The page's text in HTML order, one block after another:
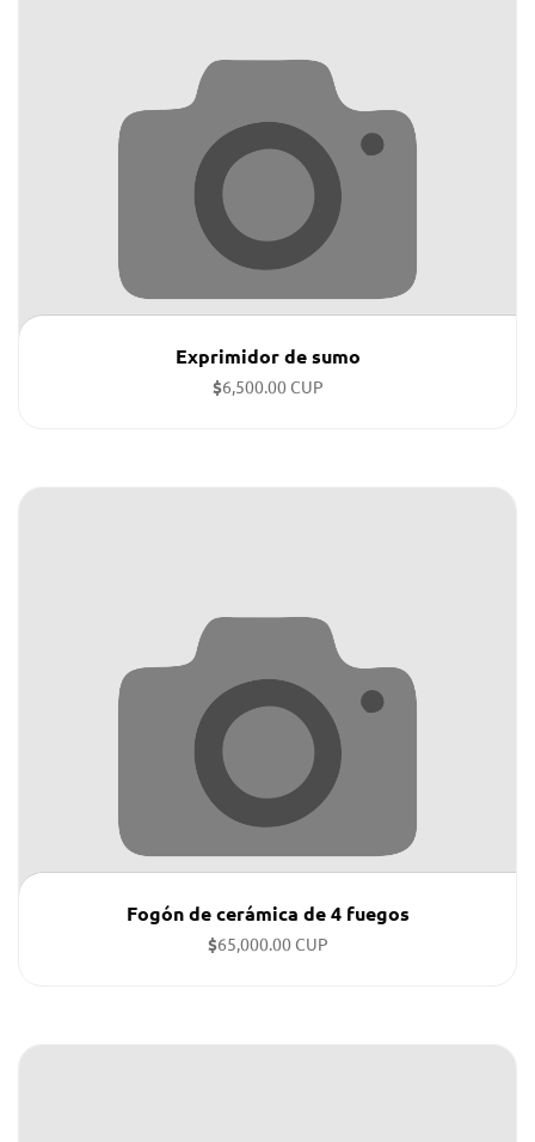
Exprimidor de sumo
$6,500.00 CUP
Fogón de cerámica de 4 fuegos
$65,000.00 CUP